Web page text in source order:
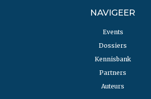
NAVIGEER
Events
Dossiers
Kennisbank
Partners
Auteurs